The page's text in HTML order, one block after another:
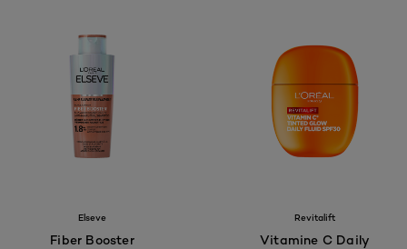
Elseve
Fiber Booster
Revitalift
Vitamine C Daily